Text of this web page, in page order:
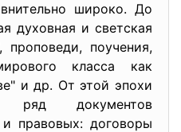
широко. До
духовная и светская
поучения,
класса как
и др. От этой эпохи
документов
правовых: договоры